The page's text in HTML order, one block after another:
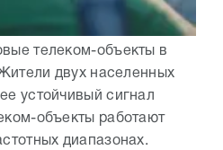
телеком-объекты в
двух населенных
устойчивый сигнал
объекты работают
диапазонах.